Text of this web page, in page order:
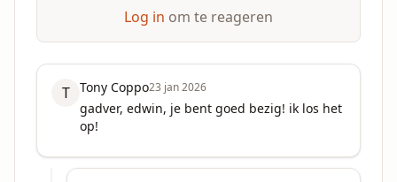
Log in om te reageren
T Tony Coppo23 jan 2026
gadver, edwin, je bent goed bezig! ik los het
op!